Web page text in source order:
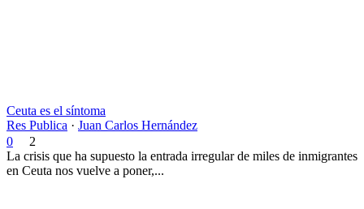
Ceuta es el síntoma
Res Publica · Juan Carlos Hernández
0
2
La crisis que ha supuesto la entrada irregular de miles de inmigrantes
en Ceuta nos vuelve a poner,...